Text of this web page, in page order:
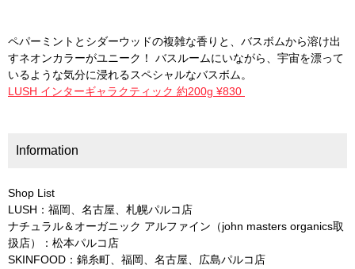
ペパーミントとシダーウッドの複雑な香りと、バスボムから溶け出
すネオンカラーがユニーク！ バスルームにいながら、宇宙を漂って
いるような気分に浸れるスペシャルなバスボム。
LUSH インターギャラクティック 約200g ¥830
Information
Shop List
LUSH：福岡、名古屋、札幌パルコ店
ナチュラル＆オーガニック アルファイン（john masters organics取
扱店）：松本パルコ店
SKINFOOD：錦糸町、福岡、名古屋、広島パルコ店